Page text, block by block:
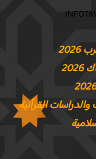
القرآنية